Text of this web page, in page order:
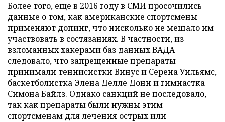
Более того, еще в 2016 году в СМИ просочились
данные о том, как американские спортсмены
применяют допинг, что нисколько не мешало им
участвовать в состязаниях. В частности, из
взломанных хакерами баз данных ВАДА
следовало, что запрещенные препараты
принимали теннисистки Винус и Серена Уильямс,
баскетболистка Элена Делле Донн и гимнастка
Симона Байлз. Однако санкций не последовало,
так как препараты были нужны этим
спортсменам для лечения острых или